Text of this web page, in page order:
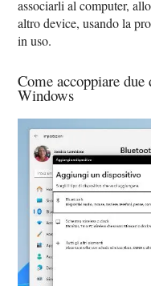
associarli al computer,
altro device, usando la
in uso.
Come accoppiare
Windows